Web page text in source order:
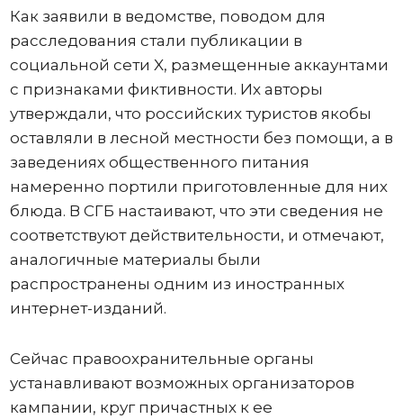
Как заявили в ведомстве, поводом для
расследования стали публикации в
социальной сети X, размещенные аккаунтами
с признаками фиктивности. Их авторы
утверждали, что российских туристов якобы
оставляли в лесной местности без помощи, а в
заведениях общественного питания
намеренно портили приготовленные для них
блюда. В СГБ настаивают, что эти сведения не
соответствуют действительности, и отмечают,
аналогичные материалы были
распространены одним из иностранных
интернет-изданий.
Сейчас правоохранительные органы
устанавливают возможных организаторов
кампании, круг причастных к ее